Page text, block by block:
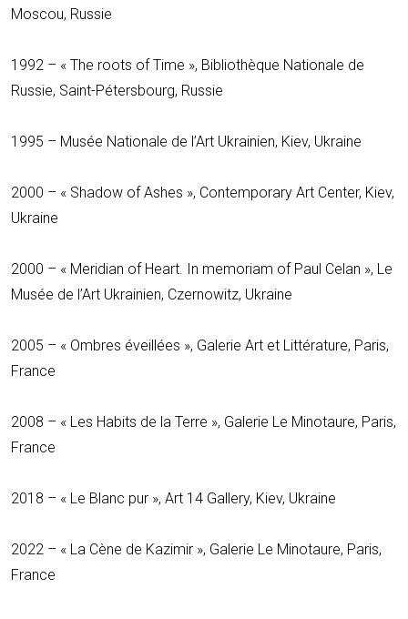
Moscou, Russie
1992 – « The roots of Time », Bibliothèque Nationale de
Russie, Saint-Pétersbourg, Russie
1995 – Musée Nationale de l’Art Ukrainien, Kiev, Ukraine
2000 – « Shadow of Ashes », Contemporary Art Center, Kiev,
Ukraine
2000 – « Meridian of Heart. In memoriam of Paul Celan », Le
Musée de l’Art Ukrainien, Czernowitz, Ukraine
2005 – « Ombres éveillées », Galerie Art et Littérature, Paris,
France
2008 – « Les Habits de la Terre », Galerie Le Minotaure, Paris,
France
2018 – « Le Blanc pur », Art 14 Gallery, Kiev, Ukraine
2022 – « La Cène de Kazimir », Galerie Le Minotaure, Paris,
France